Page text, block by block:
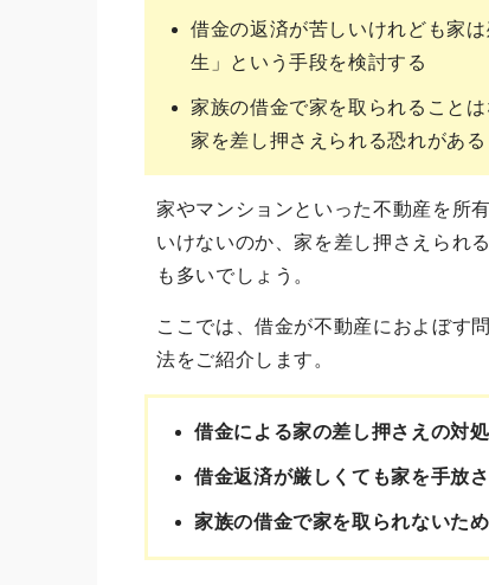
借金の返済が苦しいけれども家
生」という手段を検討する
家族の借金で家を取られること
家を差し押さえられる恐れがある
家やマンションといった不動産を所
いけないのか、家を差し押さえられ
も多いでしょう。
ここでは、借金が不動産におよぼす
法をご紹介します。
借金による家の差し押さえの対
借金返済が厳しくても家を手放
家族の借金で家を取られないた